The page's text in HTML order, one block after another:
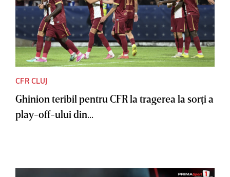
CFR CLUJ
Ghinion teribil pentru CFR la tragerea la sorţi a
play-off-ului din...